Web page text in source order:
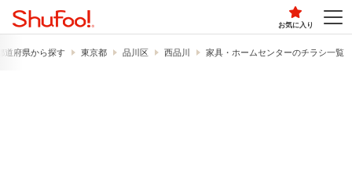
お気に入り
道府県から探す 東京都 品川区 西品川 家具・ホームセンターのチラシ一覧